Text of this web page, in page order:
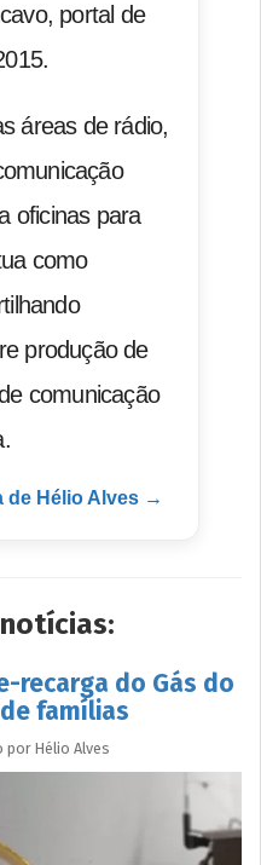
portal de
áreas de rádio,
oficinas para
como
produção de
comunicação
de Hélio Alves →
recarga do Gás do
famílias
por Hélio Alves